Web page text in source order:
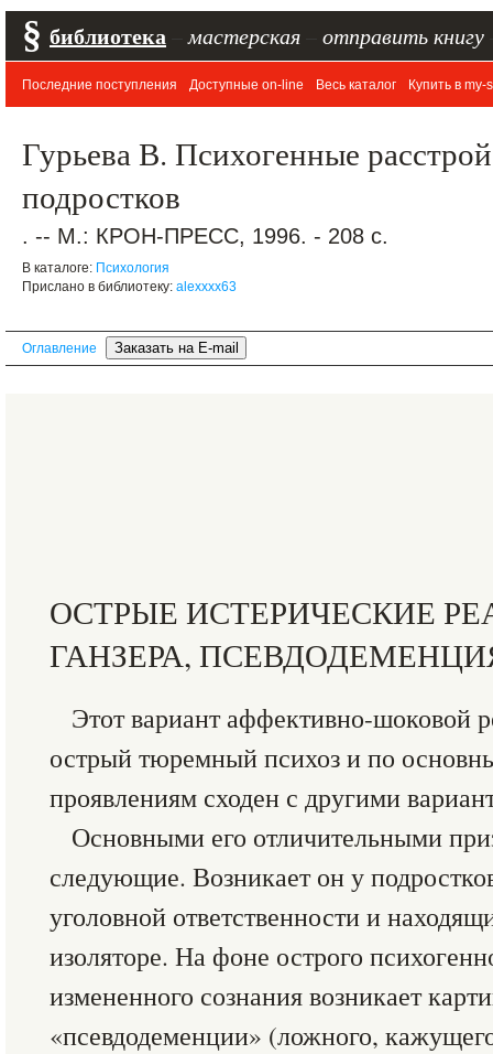
§ библиотека мастерская отправить книгу
Последние поступления Доступные on-line Весь каталог Купить в my-
Гурьева В. Психогенные
подростков
. -- М.: КРОН-ПРЕСС, 1996. - 208 с.
В каталоге: Психология
Прислано в библиотеку: alexxxx63
Оглавление
ОСТРЫЕ ИСТЕРИЧЕСКИЕ
ГАНЗЕРА,
Этот вариант аффективно-шоковой
острый тюремный психоз и по
проявлениям сходен с другими
Основными его отличительными
следующие. Возникает он у
уголовной ответственности и
изоляторе. На фоне острого
измененного сознания возникает
«псевдодеменции» (ложного,